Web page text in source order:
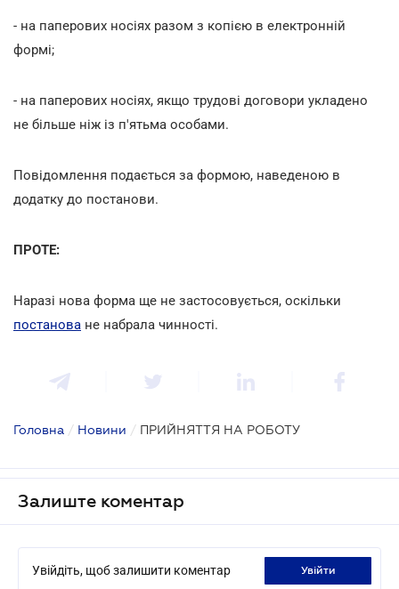
- на паперових носіях разом з копією в електронній
формі;
- на паперових носіях, якщо трудові договори укладено
не більше ніж із п'ятьма особами.
Повідомлення подається за формою, наведеною в
додатку до постанови.
ПРОТЕ:
Наразі нова форма ще не застосовується, оскільки
постанова не набрала чинності.
Головна / Новини / ПРИЙНЯТТЯ НА РОБОТУ
Залиште коментар
Увійдіть, щоб залишити коментар увійти